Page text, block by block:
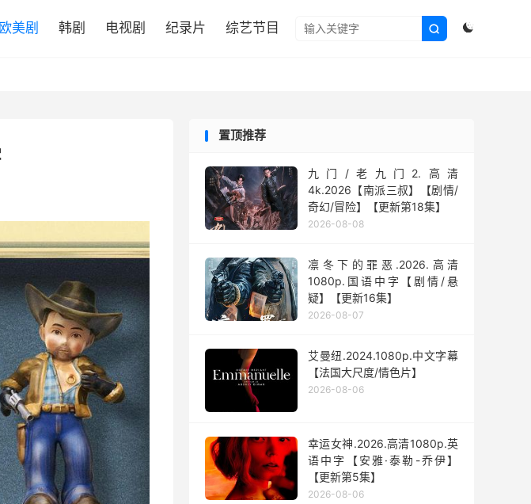


欧美剧 韩剧 电视剧 纪录片 综艺节目
置顶推荐
九门/老九门2.高清
4k.2026【南派三叔】【剧情/
奇幻/冒险】【更新第18集】
2026-08-08
凛冬下的罪恶.2026.高清
1080p.国语中字【剧情/悬
疑】【更新16集】
2026-08-07
艾曼纽.2024.1080p.中文字幕
【法国大尺度/情色片】
2026-08-06
幸运女神.2026.高清1080p.英
语中字【安雅·泰勒-乔伊】
【更新第5集】
2026-08-06